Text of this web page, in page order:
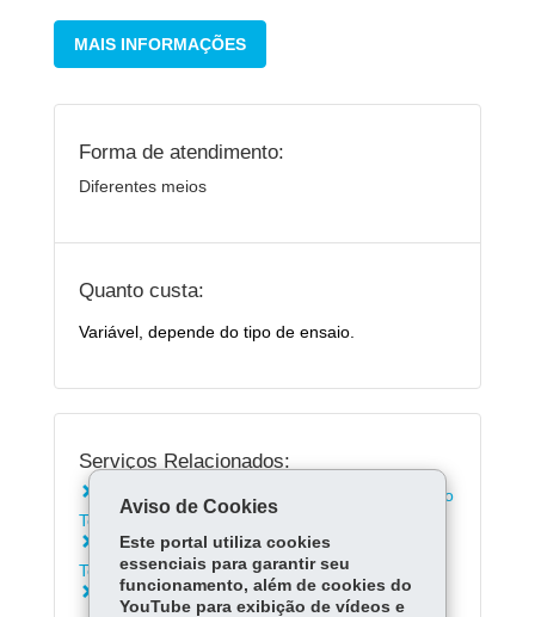
MAIS INFORMAÇÕES
Forma de atendimento:
Diferentes meios
Quanto custa:
Variável, depende do tipo de ensaio.
Serviços Relacionados:
Solicitar análises em água, solo e efluentes ao
Tecpar
Solicitar avaliação na qualidade da água ao
Tecpar
Solicitar a certificação Life ao Tecpar
Aviso de Cookies
Este portal utiliza cookies
essenciais para garantir seu
funcionamento, além de cookies do
YouTube para exibição de vídeos e